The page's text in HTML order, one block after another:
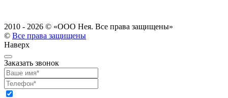
2010 - 2026 © «ООО Нея. Все права защищены»
© Все права защищены
Наверх
Заказать звонок